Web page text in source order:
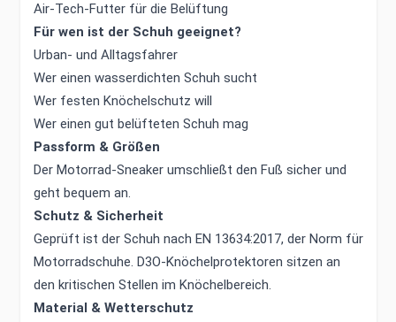
Air-Tech-Futter für die Belüftung
Für wen ist der Schuh geeignet?
Urban- und Alltagsfahrer
Wer einen wasserdichten Schuh sucht
Wer festen Knöchelschutz will
Wer einen gut belüfteten Schuh mag
Passform & Größen
Der Motorrad-Sneaker umschließt den Fuß sicher und
geht bequem an.
Schutz & Sicherheit
Geprüft ist der Schuh nach EN 13634:2017, der Norm für
Motorradschuhe. D3O-Knöchelprotektoren sitzen an
den kritischen Stellen im Knöchelbereich.
Material & Wetterschutz